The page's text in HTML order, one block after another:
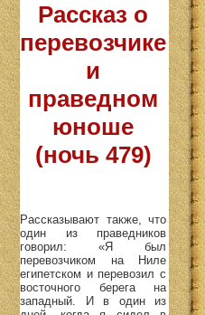
Рассказ о
перевозчике
и
праведном
юноше
(ночь 479)
Рассказывают также, что
один из праведников
говорил: «Я был
перевозчиком на Ниле
египетском и перевозил с
восточного берега на
западный. И в один из